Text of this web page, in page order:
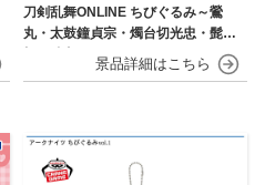
刀剣乱舞ONLINE ちびぐるみ～鶯
丸・太鼓鐘貞宗・燭台切光忠・髭